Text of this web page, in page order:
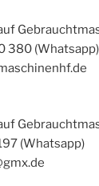
380 (Whatsapp)
(Whatsapp)